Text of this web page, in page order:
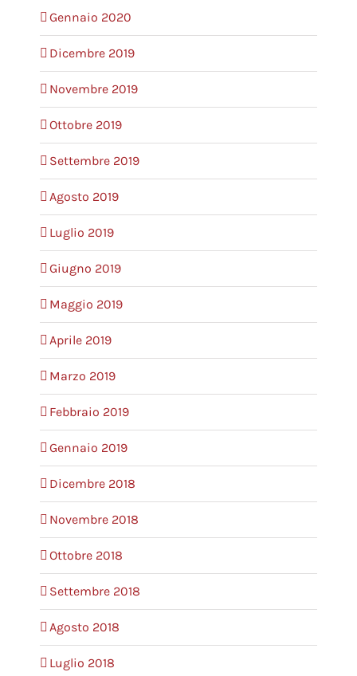
Gennaio 2020
Dicembre 2019
Novembre 2019
Ottobre 2019
Settembre 2019
Agosto 2019
Luglio 2019
Giugno 2019
Maggio 2019
Aprile 2019
Marzo 2019
Febbraio 2019
Gennaio 2019
Dicembre 2018
Novembre 2018
Ottobre 2018
Settembre 2018
Agosto 2018
Luglio 2018